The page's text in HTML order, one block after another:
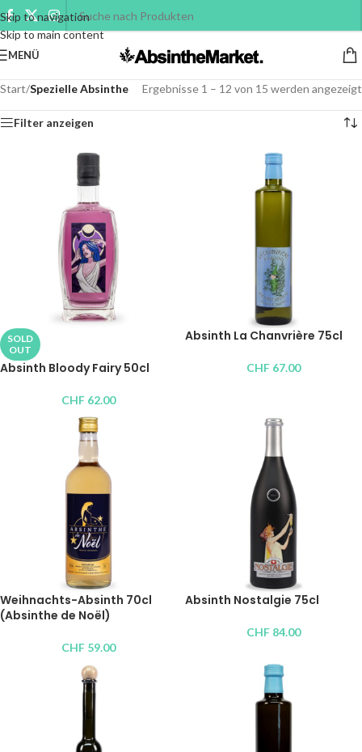
Skip to navigation
Skip to main content
MENÜ
Start/Spezielle Absinthe Ergebnisse 1 – 12 von 15 werden angezeigt
Filter anzeigen
SOLD
OUT
Absinth Bloody Fairy 50cl
CHF 62.00
Absinth La Chanvrière 75cl
CHF 67.00
Weihnachts-Absinth 70cl
(Absinthe de Noël)
CHF 59.00
Absinth Nostalgie 75cl
CHF 84.00